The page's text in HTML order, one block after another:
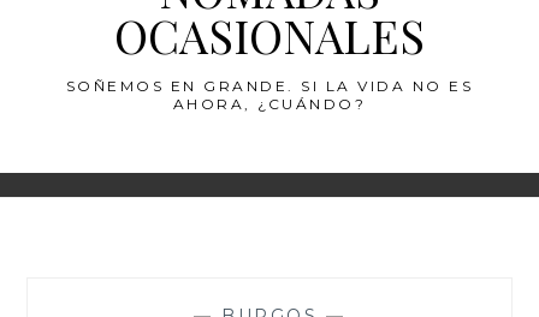
OCASIONALES
SOÑEMOS EN GRANDE. SI LA VIDA NO ES
AHORA, ¿CUÁNDO?